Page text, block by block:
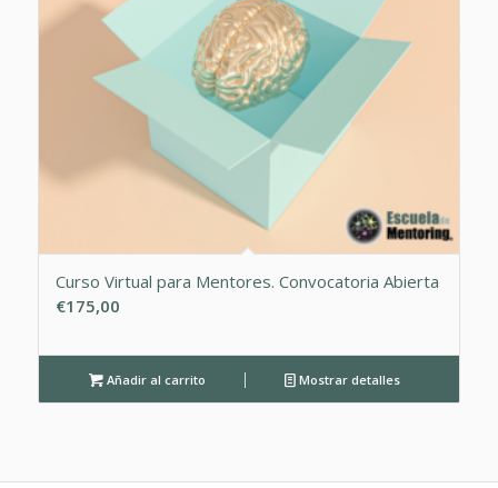
Curso Virtual para Mentores. Convocatoria Abierta
€175,00
Añadir al carrito Mostrar detalles